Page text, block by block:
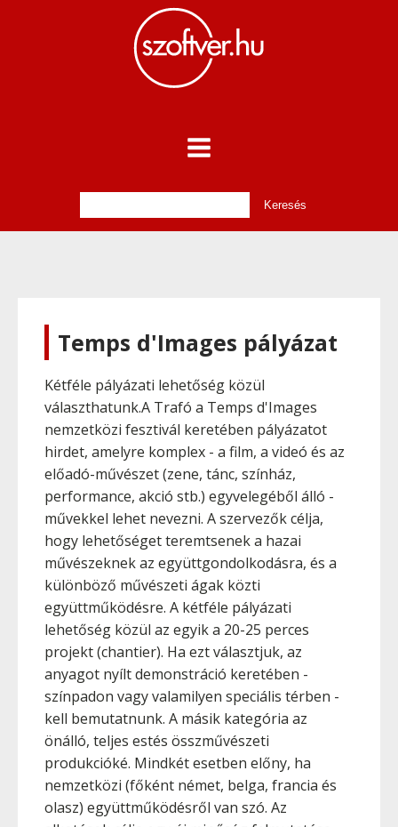
Temps d'Images pályázat
Kétféle pályázati lehetőség közül
választhatunk.A Trafó a Temps d'Images
nemzetközi fesztivál keretében pályázatot
hirdet, amelyre komplex - a film, a videó és az
előadó-művészet (zene, tánc, színház,
performance, akció stb.) egyvelegéből álló -
művekkel lehet nevezni. A szervezők célja,
hogy lehetőséget teremtsenek a hazai
művészeknek az együttgondolkodásra, és a
különböző művészeti ágak közti
együttműködésre. A kétféle pályázati
lehetőség közül az egyik a 20-25 perces
projekt (chantier). Ha ezt választjuk, az
anyagot nyílt demonstráció keretében -
színpadon vagy valamilyen speciális térben -
kell bemutatnunk. A másik kategória az
önálló, teljes estés összművészeti
produkcióké. Mindkét esetben előny, ha
nemzetközi (főként német, belga, francia és
olasz) együttműködésről van szó. Az